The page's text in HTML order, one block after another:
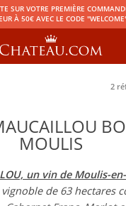
SUR VOTRE PREMIÈRE
À 50€ AVEC LE CODE
2
MOULIS
un vin de Moulis-
vignoble de 63 hectares